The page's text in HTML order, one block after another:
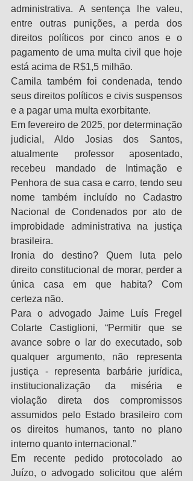
administrativa. A sentença lhe valeu,
entre outras punições, a perda dos
direitos políticos por cinco anos e o
pagamento de uma multa civil que hoje
está acima de R$1,5 milhão.
Camila também foi condenada, tendo
seus direitos políticos e civis suspensos
e a pagar uma multa exorbitante.
Em fevereiro de 2025, por determinação
judicial, Aldo Josias dos Santos,
atualmente professor aposentado,
recebeu mandado de Intimação e
Penhora de sua casa e carro, tendo seu
nome também incluído no Cadastro
Nacional de Condenados por ato de
improbidade administrativa na justiça
brasileira.
Ironia do destino? Quem luta pelo
direito constitucional de morar, perder a
única casa em que habita? Com
certeza não.
Para o advogado Jaime Luís Fregel
Colarte Castiglioni, “Permitir que se
avance sobre o lar do executado, sob
qualquer argumento, não representa
justiça - representa barbárie jurídica,
institucionalização da miséria e
violação direta dos compromissos
assumidos pelo Estado brasileiro com
os direitos humanos, tanto no plano
interno quanto internacional.”
Em recente pedido protocolado ao
Juízo, o advogado solicitou que além